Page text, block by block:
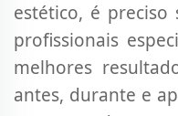
estético, é preciso
profissionais
melhores
antes, durante e